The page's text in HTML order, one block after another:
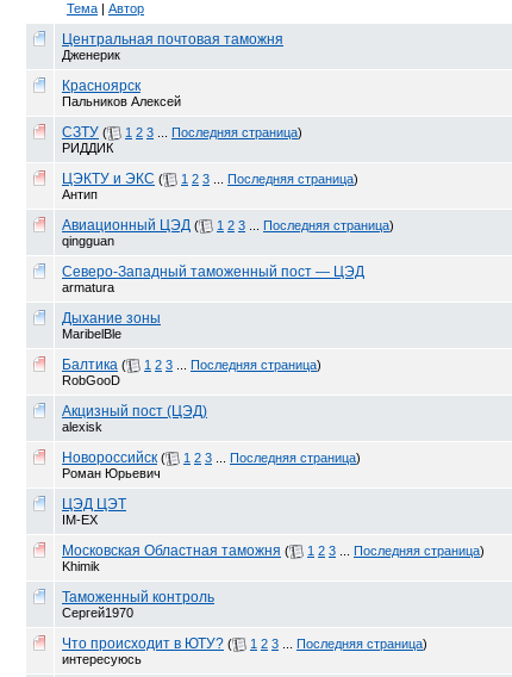
Тема | Автор
Центральная почтовая таможня
Дженерик
Красноярск
Пальников Алексей
СЗТУ ( 1 2 3 Последняя страница)
РИДДИК
ЦЭКТУ и ЭКС ( 1 2 3 Последняя страница)
Антип
Авиационный ЦЭД ( 1 2 3 Последняя страница)
qingguan
Северо-Западный таможенный пост — ЦЭД
armatura
Дыхание зоны
MaribelBle
Балтика ( 1 2 3 Последняя страница)
RobGooD
Акцизный пост (ЦЭД)
alexisk
Новороссийск ( 1 2 3 Последняя страница)
Роман Юрьевич
ЦЭД ЦЭТ
IM-EX
Московская Областная таможня ( 1 2 3 Последняя страница)
Khimik
Таможенный контроль
Сергей1970
Что происходит в ЮТУ? ( 1 2 3 Последняя страница)
интересуюсь